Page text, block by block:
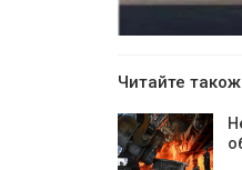
Читайте також